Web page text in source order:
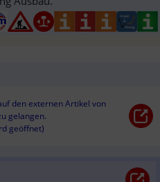
den externen Artikel von
gelangen.
geöffnet)